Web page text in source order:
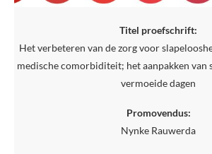
Titel proefschrift:
Het verbeteren van de zorg voor
medische comorbiditeit; het aanpakken van
vermoeide dagen
Promovendus:
Nynke Rauwerda